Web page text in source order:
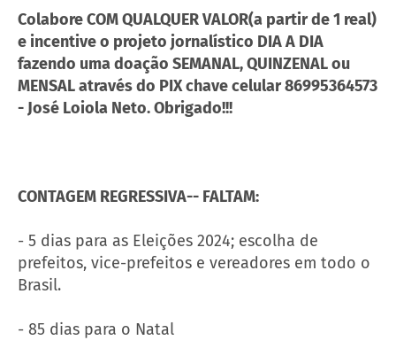
Colabore COM QUALQUER VALOR(a partir de 1 real)
e incentive o projeto jornalístico DIA A DIA
fazendo uma doação SEMANAL, QUINZENAL ou
MENSAL através do PIX chave celular 86995364573
- José Loiola Neto. Obrigado!!!
CONTAGEM REGRESSIVA-- FALTAM:
- 5 dias para as Eleições 2024; escolha de
prefeitos, vice-prefeitos e vereadores em todo o
Brasil.
- 85 dias para o Natal